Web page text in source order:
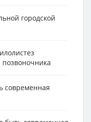
городской
позвоночника
современная